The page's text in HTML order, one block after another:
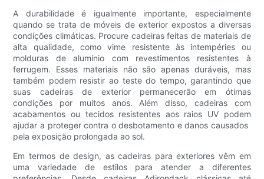
A durabilidade é igualmente importante, especialmente
quando se trata de móveis de exterior expostos a diversas
condições climáticas. Procure cadeiras feitas de materiais de
alta qualidade, como vime resistente às intempéries ou
molduras de alumínio com revestimentos resistentes à
ferrugem. Esses materiais não são apenas duráveis, mas
também podem resistir ao teste do tempo, garantindo que
suas cadeiras de exterior permanecerão em ótimas
condições por muitos anos. Além disso, cadeiras com
acabamentos ou tecidos resistentes aos raios UV podem
ajudar a proteger contra o desbotamento e danos causados ​​
pela exposição prolongada ao sol.
Em termos de design, as cadeiras para exteriores vêm em
uma variedade de estilos para atender a diferentes